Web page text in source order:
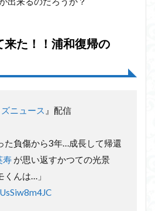
た！！浦和復帰の
ニュース 』配信
た負傷から3年…成長して帰還
寿 が思い返すかつての光景
くんは…」